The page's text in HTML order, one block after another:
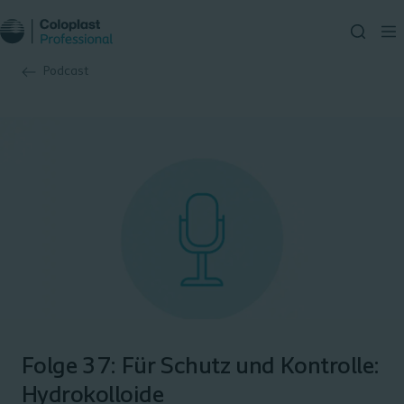
Podcast
Folge 37: Für Schutz und Kontrolle:
Hydrokolloide